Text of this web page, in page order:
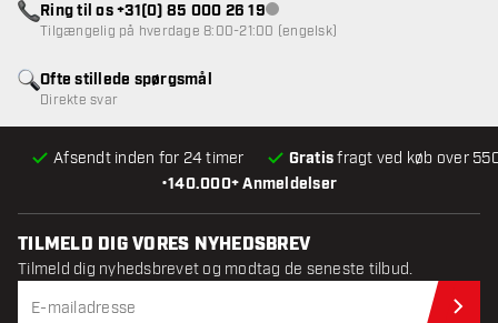
•140.000+ Anmeldelser
Afsendt inden for 24 timer Gratisfragt ved køb over
Ofte stillede spørgsmål
Direkte svar
Ring til os +31(0) 85 000 26 19Kundeservice ikke tilgængelig
Tilgængelig på hverdage 8:00-21:00 (engelsk)
TILMELD DIG VORES NYHEDSBREV
Tilmeld dig nyhedsbrevet og modtag de seneste tilbud.